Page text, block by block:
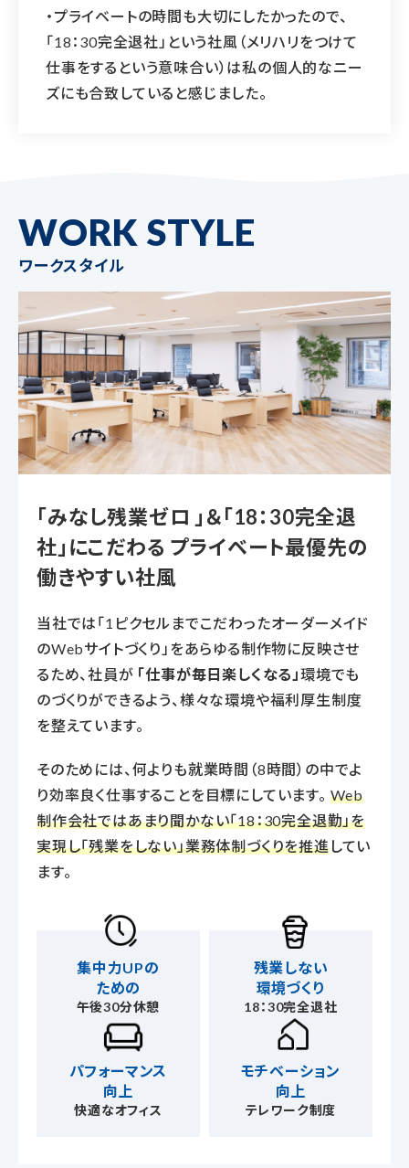
・プライベートの時間も大切にしたかったので、
「18：30完全退社」という社風（メリハリをつけて
仕事をするという意味合い）は私の個人的なニー
ズにも合致していると感じました。
WORK STYLE
ワークスタイル
「みなし残業ゼロ 」＆「18：30完全退
社」にこだわる プライベート最優先の
働きやすい社風
当社では「1ピクセルまでこだわったオーダーメイド
のWebサイトづくり」をあらゆる制作物に反映させ
るため、社員が 「仕事が毎日楽しくなる」環境でも
のづくりができるよう、様々な環境や福利厚生制度
を整えています。
そのためには、何よりも就業時間（8時間）の中でよ
り効率良く仕事することを目標にしています。 Web
制作会社ではあまり聞かない「18：30完全退勤」を
実現し「残業をしない」業務体制づくりを推進してい
ます。
集中力UPの
ための
午後30分休憩
残業しない
環境づくり
18：30完全退社
パフォーマンス
向上
快適なオフィス
モチベーション
向上
テレワーク制度